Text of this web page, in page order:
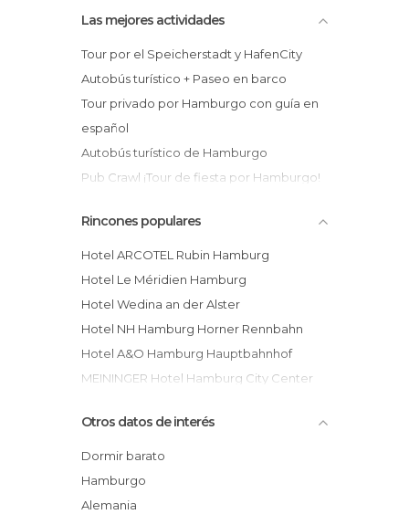
Las mejores actividades
Tour por el Speicherstadt y HafenCity
Autobús turístico + Paseo en barco
Tour privado por Hamburgo con guía en
español
Autobús turístico de Hamburgo
Pub Crawl ¡Tour de fiesta por Hamburgo!
Tour en bicicleta por Hamburgo
Entrada a Hamburg Dungeon
Tour por Hamburgo para cruceros
Alquiler de bicicleta en Hamburgo
Rincones populares
Hotel ARCOTEL Rubin Hamburg
Hotel Le Méridien Hamburg
Hotel Wedina an der Alster
Hotel NH Hamburg Horner Rennbahn
Hotel A&O Hamburg Hauptbahnhof
MEININGER Hotel Hamburg City Center
Apartment-Hotel Hamburg Mitte
THE MADISON Hotel Hamburg
Mercure Hotel Hamburg am Volkspark
Hotel Suitehotel Hamburg City
Otros datos de interés
Dormir barato
Hamburgo
Alemania